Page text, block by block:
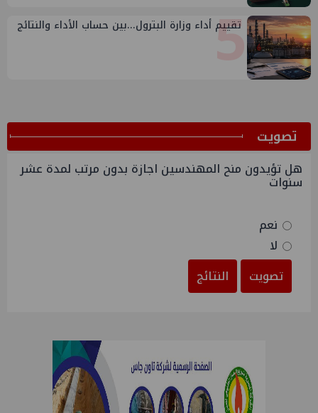
5
تقييم أداء وزارة البترول...بين حساب الأداء والنتائج
ﺗﺼﻮﻳﺖ
هل تؤيدون منح المهندسين اجازة بدون مرتب لمدة عشر
سنوات
نعم
لا
تصويت
النتائج